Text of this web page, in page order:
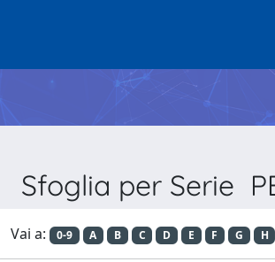
Sfoglia per Serie
Vai a: 0-9 A B C D E F G H